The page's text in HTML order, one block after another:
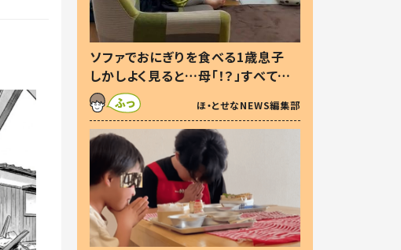
ソファでおにぎりを食べる1歳息子
しかしよく見ると…母「！？」すべてを
察した母の投稿に「可愛いから許
す！」「現行犯〜」
ほ・とせなNEWS編集部